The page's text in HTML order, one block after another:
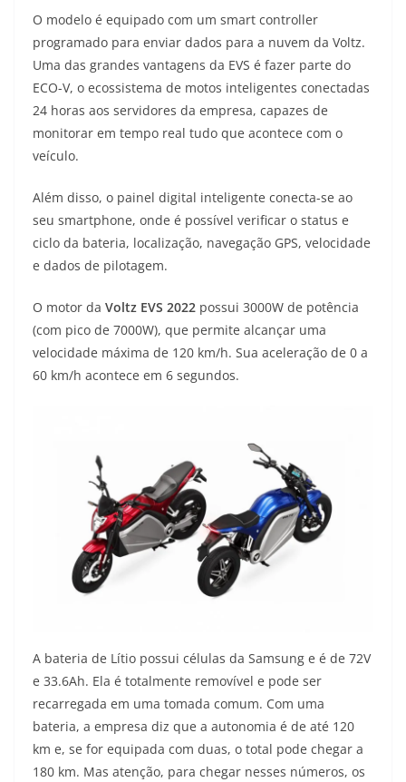
O modelo é equipado com um smart controller
programado para enviar dados para a nuvem da Voltz.
Uma das grandes vantagens da EVS é fazer parte do
ECO-V, o ecossistema de motos inteligentes conectadas
24 horas aos servidores da empresa, capazes de
monitorar em tempo real tudo que acontece com o
veículo.
Além disso, o painel digital inteligente conecta-se ao
seu smartphone, onde é possível verificar o status e
ciclo da bateria, localização, navegação GPS, velocidade
e dados de pilotagem.
O motor da Voltz EVS 2022 possui 3000W de potência
(com pico de 7000W), que permite alcançar uma
velocidade máxima de 120 km/h. Sua aceleração de 0 a
60 km/h acontece em 6 segundos.
A bateria de Lítio possui células da Samsung e é de 72V
e 33.6Ah. Ela é totalmente removível e pode ser
recarregada em uma tomada comum. Com uma
bateria, a empresa diz que a autonomia é de até 120
km e, se for equipada com duas, o total pode chegar a
180 km. Mas atenção, para chegar nesses números, os